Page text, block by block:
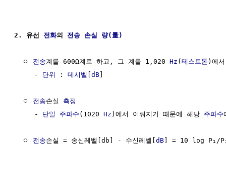
2. 유선 전화의 전송 손실 량(量)
  ㅇ
전송계를 600Ω계로 하고, 그 계를 1,020 Hz (테스트톤 )에
     -
단위 : 데시벨 [dB]
  ㅇ
전송손실 측정
     -
단일 주파수 (1020 Hz )에서 이뤄지기 때문에 해당 주파수
  ㅇ
전송손실 = 송신레벨[db] - 수신레벨[dB] = 10 log P₁/